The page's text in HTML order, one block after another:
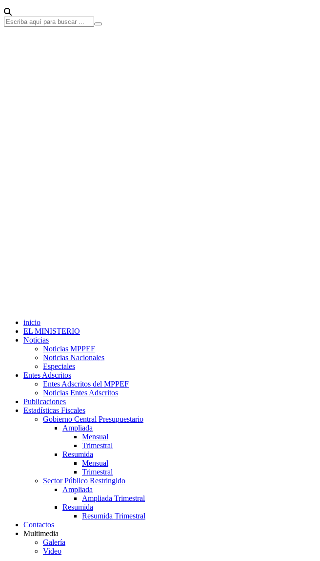
inicio
EL MINISTERIO
Noticias
Noticias MPPEF
Noticias Nacionales
Especiales
Entes Adscritos
Entes Adscritos del MPPEF
Noticias Entes Adscritos
Publicaciones
Estadísticas Fiscales
Gobierno Central Presupuestario
Ampliada
Mensual
Trimestral
Resumida
Mensual
Trimestral
Sector Público Restringido
Ampliada
Ampliada Trimestral
Resumida
Resumida Trimestral
Contactos
Multimedia
Galería
Video